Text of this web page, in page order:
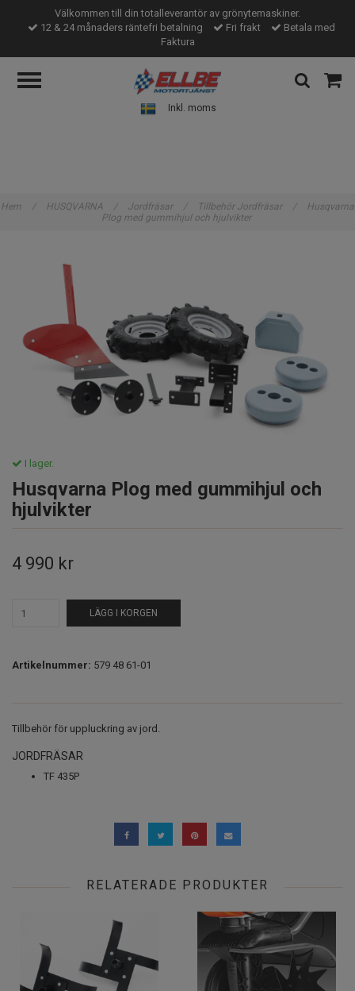
Välkommen till din totalleverantör av grönytemaskiner.
12 & 24 månaders räntefri betalning
Fri frakt
Betala med
Faktura
Inkl. moms
Hem / HUSQVARNA / Jordfräsar / Tillbehör Jordfräsar /
Husqvarna
Plog med gummihjul och hjulvikter
I lager.
Husqvarna Plog med gummihjul och
hjulvikter
4 990 kr
LÄGG I KORGEN
Artikelnummer: 579 48 61-01
Tillbehör för uppluckring av jord.
JORDFRÄSAR
TF 435P
RELATERADE PRODUKTER